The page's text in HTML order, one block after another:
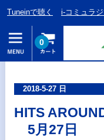
Tuneinで聴く i-コミュラジ
0
2018-5-27 日
HITS
5月27日